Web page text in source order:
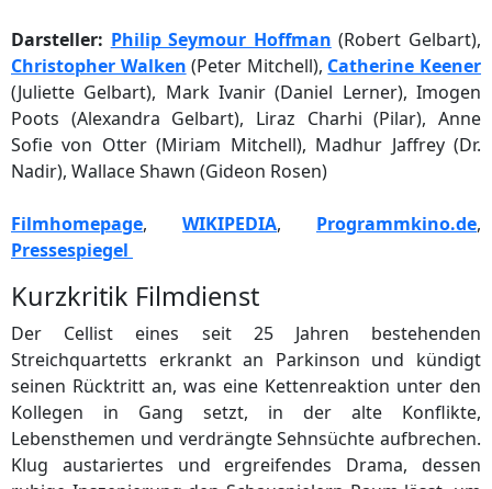
Darsteller: Philip Seymour Hoffman (Robert Gelbart),
Christopher Walken (Peter Mitchell), Catherine Keener
(Juliette Gelbart), Mark Ivanir (Daniel Lerner), Imogen
Poots (Alexandra Gelbart), Liraz Charhi (Pilar), Anne
Sofie von Otter (Miriam Mitchell), Madhur Jaffrey (Dr.
Nadir), Wallace Shawn (Gideon Rosen)
Filmhomepage, WIKIPEDIA, Programmkino.de,
Pressespiegel
Kurzkritik Filmdienst
Der Cellist eines seit 25 Jahren bestehenden
Streichquartetts erkrankt an Parkinson und kündigt
seinen Rücktritt an, was eine Kettenreaktion unter den
Kollegen in Gang setzt, in der alte Konflikte,
Lebensthemen und verdrängte Sehnsüchte aufbrechen.
Klug austariertes und ergreifendes Drama, dessen